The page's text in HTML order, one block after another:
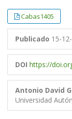
Cabas1405
Publicado 15-
DOI https://
Antonio David
Universidad